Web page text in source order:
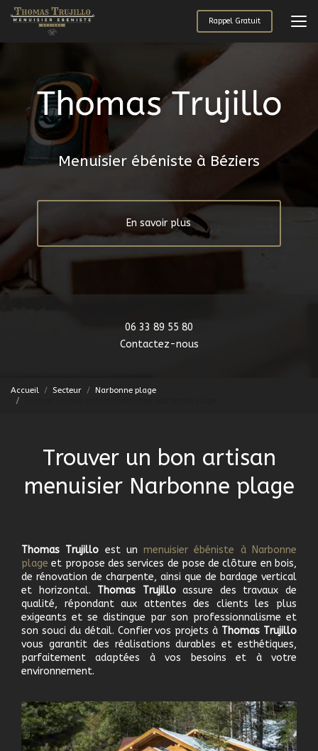
Aller
au
Rappel Gratuit
Menuisier ébéniste à Béziers
En savoir plus
06 33 89 55 80
Contactez-nous
Accueil Secteur
Narbonne plage
Trouver un bon artisan
menuisier Narbonne plage
Thomas Trujillo est unmenuisier ébéniste à Narbonne
plage et propose des services de pose de clôture en bois,
de rénovation de charpente, ainsi que de bardage vertical
et horizontal. Thomas Trujilloassure des travaux de
qualité, répondant aux attentes des clients les plus
exigeants et se distingue par son professionnalisme et
son souci du détail. Confier vos projets à Thomas Trujillo
vous garantit des réalisations durables et esthétiques,
parfaitement adaptées à vos besoins et à votre
environnement.